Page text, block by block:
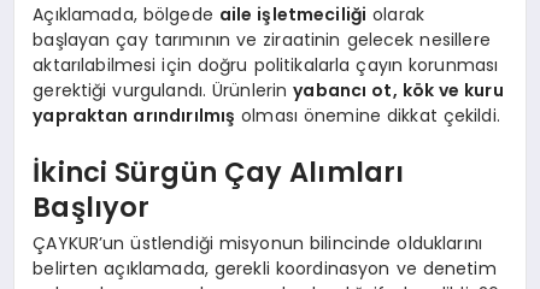
Açıklamada, bölgede aile işletmeciliği olarak
başlayan çay tarımının ve ziraatinin gelecek nesillere
aktarılabilmesi için doğru politikalarla çayın korunması
gerektiği vurgulandı. Ürünlerinyabancı ot, kök ve kuru
yapraktan arındırılmış olması önemine dikkat çekildi.
İkinci Sürgün Çay Alımları
Başlıyor
ÇAYKUR’un üstlendiği misyonun bilincinde olduklarını
belirten açıklamada, gerekli koordinasyon ve denetim